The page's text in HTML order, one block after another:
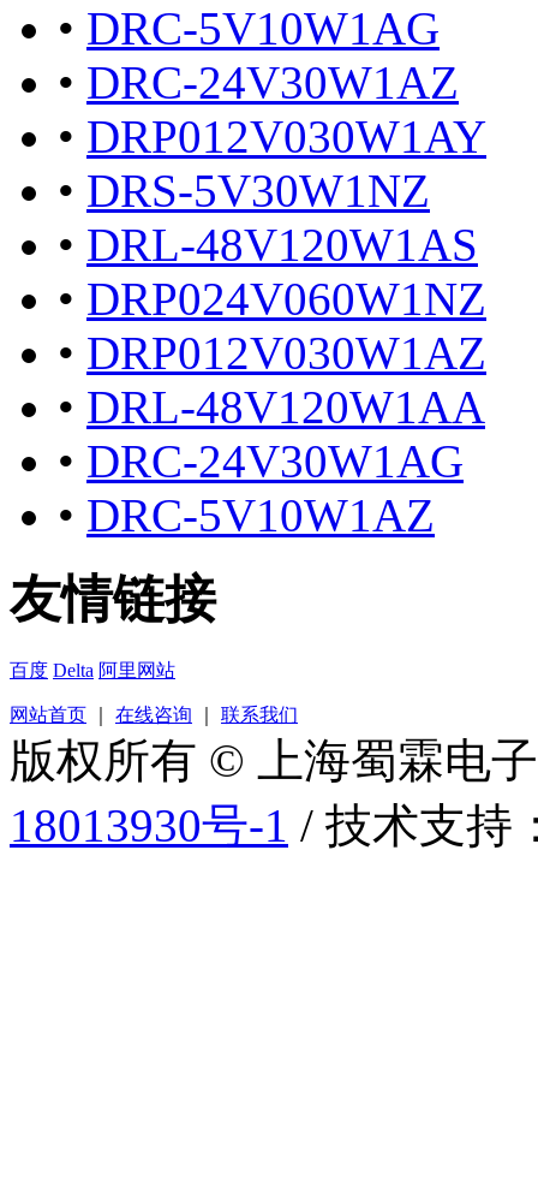
• DRC-5V10W1AG
• DRC-24V30W1AZ
• DRP012V030W1AY
• DRS-5V30W1NZ
• DRL-48V120W1AS
• DRP024V060W1NZ
• DRP012V030W1AZ
• DRL-48V120W1AA
• DRC-24V30W1AG
• DRC-5V10W1AZ
友情链接
百度 Delta 阿里网站
网站首页 在线咨询 联系我们
版权所有 © 上海蜀霖电
18013930号-1 / 技术支持